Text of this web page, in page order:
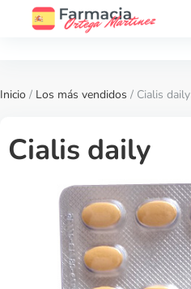
Inicio / Los más vendidos / Cialis daily
Cialis daily